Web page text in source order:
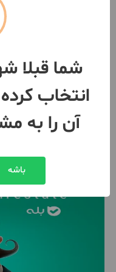
شما قبلا
انتخاب
آن را به
باشه